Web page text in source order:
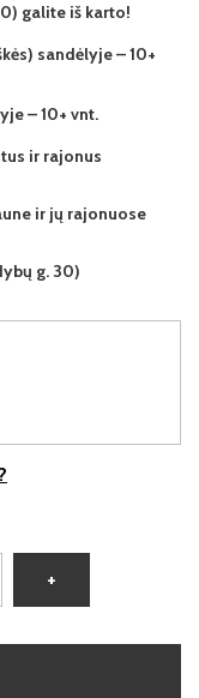
galite iš karto!
sandėlyje – 10+
– 10+ vnt.
ir rajonus
ir jų rajonuose
g. 30)
+